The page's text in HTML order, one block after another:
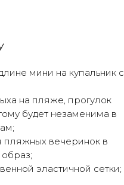
мини на купальник с
на пляже, прогулок
будет незаменима в
пляжных вечеринок в
эластичной сетки;